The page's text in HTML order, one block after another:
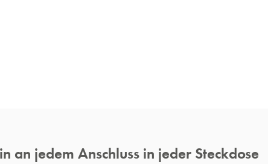
an jedem Anschluss in jeder Steckdose